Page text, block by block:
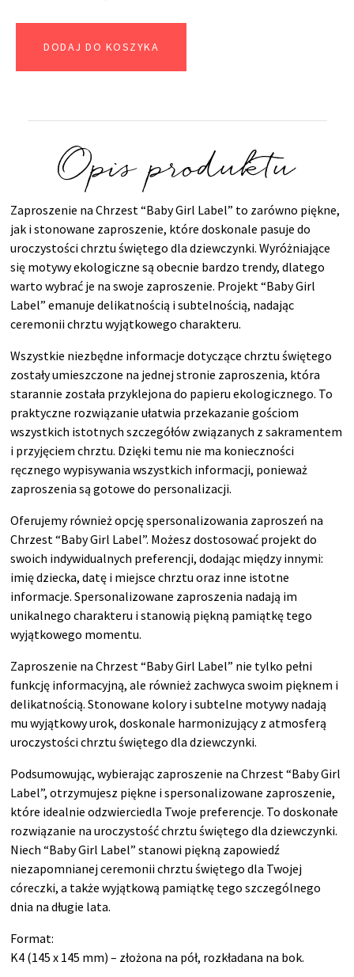
DODAJ DO KOSZYKA
Opis produktu
Zaproszenie na Chrzest “Baby Girl Label” to zarówno piękne,
jak i stonowane zaproszenie, które doskonale pasuje do
uroczystości chrztu świętego dla dziewczynki. Wyróżniające
się motywy ekologiczne są obecnie bardzo trendy, dlatego
warto wybrać je na swoje zaproszenie. Projekt “Baby Girl
Label” emanuje delikatnością i subtelnością, nadając
ceremonii chrztu wyjątkowego charakteru.
Wszystkie niezbędne informacje dotyczące chrztu świętego
zostały umieszczone na jednej stronie zaproszenia, która
starannie została przyklejona do papieru ekologicznego. To
praktyczne rozwiązanie ułatwia przekazanie gościom
wszystkich istotnych szczegółów związanych z sakramentem
i przyjęciem chrztu. Dzięki temu nie ma konieczności
ręcznego wypisywania wszystkich informacji, ponieważ
zaproszenia są gotowe do personalizacji.
Oferujemy również opcję spersonalizowania zaproszeń na
Chrzest “Baby Girl Label”. Możesz dostosować projekt do
swoich indywidualnych preferencji, dodając między innymi:
imię dziecka, datę i miejsce chrztu oraz inne istotne
informacje. Spersonalizowane zaproszenia nadają im
unikalnego charakteru i stanowią piękną pamiątkę tego
wyjątkowego momentu.
Zaproszenie na Chrzest “Baby Girl Label” nie tylko pełni
funkcję informacyjną, ale również zachwyca swoim pięknem i
delikatnością. Stonowane kolory i subtelne motywy nadają
mu wyjątkowy urok, doskonale harmonizujący z atmosferą
uroczystości chrztu świętego dla dziewczynki.
Podsumowując, wybierając zaproszenie na Chrzest “Baby Girl
Label”, otrzymujesz piękne i spersonalizowane zaproszenie,
które idealnie odzwierciedla Twoje preferencje. To doskonałe
rozwiązanie na uroczystość chrztu świętego dla dziewczynki.
Niech “Baby Girl Label” stanowi piękną zapowiedź
niezapomnianej ceremonii chrztu świętego dla Twojej
córeczki, a także wyjątkową pamiątkę tego szczególnego
dnia na długie lata.
Format:
K4 (145 x 145 mm) – złożona na pół, rozkładana na bok.